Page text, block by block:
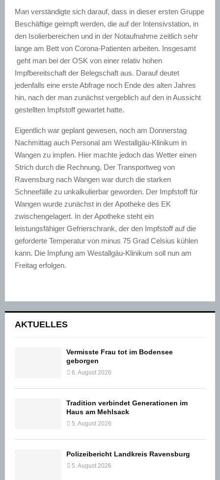
Man verständigte sich darauf, dass in dieser ersten Gruppe
Beschäftige geimpft werden, die auf der Intensivstation, in
den Isolierbereichen und in der Notaufnahme zeitlich sehr
lange am Bett von Corona-Patienten arbeiten. Insgesamt
geht man bei der OSK von einer relativ hohen
Impfbereitschaft der Belegschaft aus. Darauf deutet
jedenfalls eine erste Abfrage noch Ende des alten Jahres
hin, nach der man zunächst vergeblich auf den in Aussicht
gestellten Impfstoff gewartet hatte.
Eigentlich war geplant gewesen, noch am Donnerstag
Nachmittag auch Personal am Westallgäu-Klinikum in
Wangen zu impfen. Hier machte jedoch das Wetter einen
Strich durch die Rechnung. Der Transportweg von
Ravensburg nach Wangen war durch die starken
Schneefälle zu unkalkulierbar geworden. Der Impfstoff für
Wangen wurde zunächst in der Apotheke des EK
zwischengelagert. In der Apotheke steht ein
leistungsfähiger Gefrierschrank, der den Impfstoff auf die
geforderte Temperatur von minus 75 Grad Celsius kühlen
kann. Die Impfung am Westallgäu-Klinikum soll nun am
Freitag erfolgen.
AKTUELLES
Vermisste Frau tot im Bodensee
geborgen
6. August 2026
Tradition verbindet Generationen im
Haus am Mehlsack
5. August 2026
Polizeibericht Landkreis Ravensburg
5. August 2026